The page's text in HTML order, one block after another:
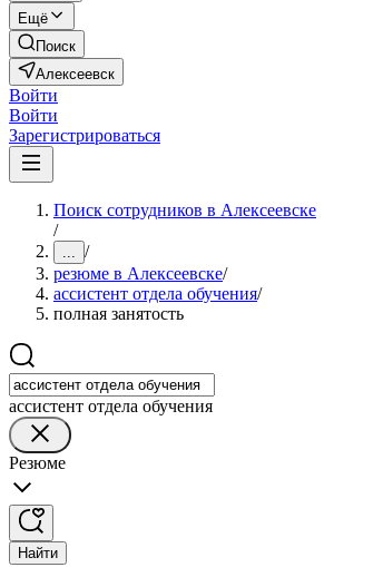
Ещё
Поиск
Алексеевск
Войти
Войти
Зарегистрироваться
Поиск сотрудников в Алексеевске
/
... /
резюме в Алексеевске/
ассистент отдела обучения/
полная занятость
ассистент отдела обучения
Резюме
Найти